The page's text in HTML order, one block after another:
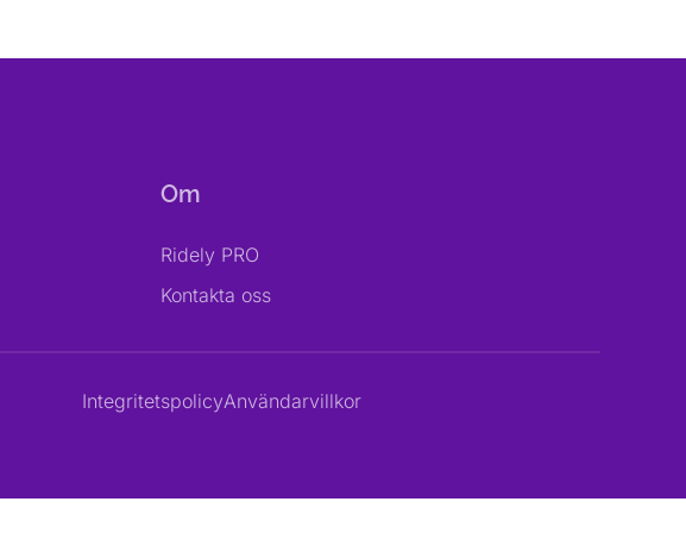
Om
Ridely PRO
Kontakta oss
IntegritetspolicyAnvändarvillkor